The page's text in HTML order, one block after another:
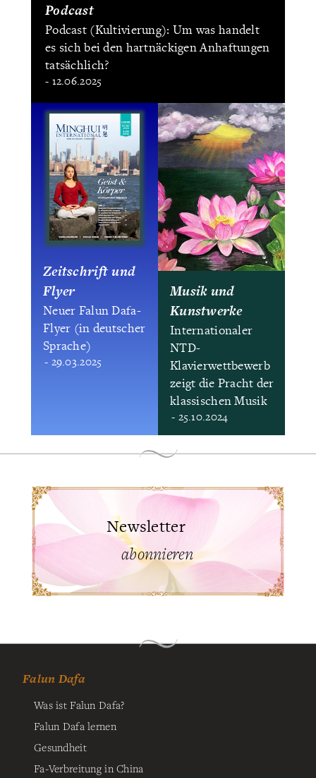
Podcast
Podcast (Kultivierung): Um was handelt
es sich bei den hartnäckigen Anhaftungen
tatsächlich?
- 12.06.2025
Zeitschrift und
Flyer
Neuer Falun Dafa-
Flyer (in deutscher
Sprache)
- 29.03.2025
Musik und
Kunstwerke
Internationaler
NTD-
Klavierwettbewerb
zeigt die Pracht der
klassischen Musik
- 25.10.2024
abonnieren
Newsletter
Falun Dafa
Was ist Falun Dafa?
Falun Dafa lernen
Gesundheit
Fa-Verbreitung in China